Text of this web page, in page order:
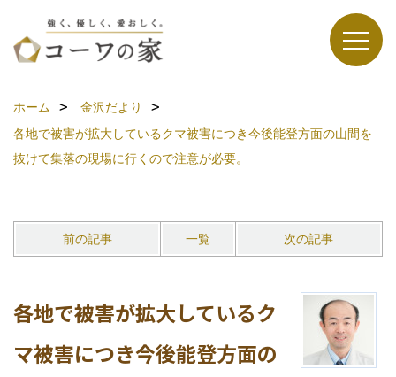
ホーム
金沢だより
各地で被害が拡大しているクマ被害につき今後能登方面の山間を
抜けて集落の現場に行くので注意が必要。
前の記事 一覧 次の記事
各地で被害が拡大しているク
マ被害につき今後能登方面の